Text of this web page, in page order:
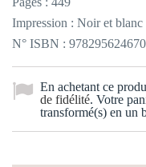
Impression : Noir et blanc
N° ISBN :
En achetant ce
de fidélité. Votre
transformé(s) en un